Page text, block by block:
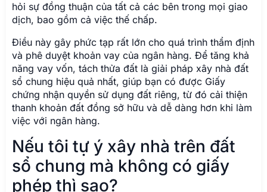
Nếu tôi tự ý xây nhà trên đất
sổ chung mà không có giấy
phép thì sao?
Đây là một trong những rủi ro khi xây nhà trên đất sổ
chung chưa tách thửa mà bạn cần đặc biệt lưu ý. Nếu
bạn tự ý xây dựng nhà trên đất sổ chung mà không
có giấy phép xây dựng hợp lệ, công trình đó sẽ bị coi
là xây dựng trái phép.
Theo quy định pháp luật về xây dựng, bạn có thể
phải đối mặt với các hình thức xử phạt hành chính
nghiêm khắc, bị buộc tháo dỡ công trình, và quan
trọng hơn là không thể thực hiện hoàn công nhà ở.